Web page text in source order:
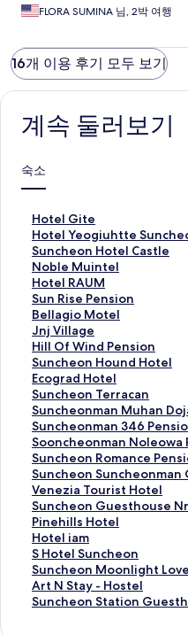
FLORA SUMINA 님, 2박 여행
16개 이용 후기 모두 보기
계속 둘러보기
숙소
Hotel Gite
H
o
t
e
l
G
i
t
e
페
이
지
를
여
는
링
크
Hotel Yeogiuhtte
H
o
t
e
l
Y
e
o
g
i
u
h
t
t
e
S
u
n
c
h
e
o
n
J
Suncheon Hotel Castle
S
u
n
c
h
e
o
n
H
o
t
e
l
C
a
s
t
l
e
페
이
지
를
Noble Muintel
N
o
b
l
e
M
u
i
n
t
e
l
페
이
지
를
여
는
링
크
Hotel RAUM
H
o
t
e
l
R
A
U
M
페
이
지
를
여
는
링
크
Sun Rise Pension
S
u
n
R
i
s
e
P
e
n
s
i
o
n
페
이
지
를
여
는
Bellagio Motel
B
e
l
l
a
g
i
o
M
o
t
e
l
페
이
지
를
여
는
Jnj Village
J
n
j
V
i
l
l
a
g
e
페
이
지
를
여
는
링
크
Hill Of Wind Pension
H
i
l
l
O
f
W
i
n
d
P
e
n
s
i
o
n
Suncheon Hound Hotel
S
u
n
c
h
e
o
n
H
o
u
n
d
H
o
t
Ecograd Hotel
E
c
o
g
r
a
d
H
o
t
e
l
페
이
지
Suncheon Terracan
S
u
n
c
h
e
o
n
T
e
r
r
a
c
Suncheonman Muhan
S
u
n
c
h
e
o
n
m
a
n
M
u
Suncheonman 346
S
u
n
c
h
e
o
n
m
a
n
3
Sooncheonman Noleowa
S
o
o
n
c
h
e
o
n
m
a
Suncheon Romance
S
u
n
c
h
e
o
n
R
o
Suncheon Suncheonman
S
u
n
c
h
e
o
n
S
Venezia Tourist Hotel
V
e
n
e
z
i
a
T
Suncheon Guesthouse
S
u
n
c
h
e
o
Pinehills Hotel
P
i
n
e
h
i
Hotel iam
H
o
t
e
l
S Hotel Suncheon
S
H
o
t
Suncheon Moonlight
S
u
n
Art N Stay - Hostel
A
r
Suncheon Station
S